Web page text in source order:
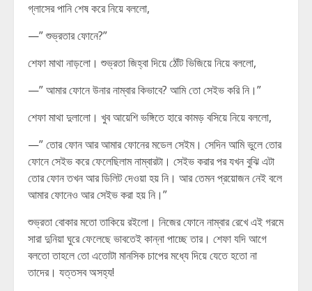
গ্লাসের পানি শেষ করে নিয়ে বললো,
—” শুভ্রতার ফোনে?”
শেফা মাথা নাড়লো। শুভ্রতা জিহ্বা দিয়ে ঠোঁট ভিজিয়ে নিয়ে বললো,
—” আমার ফোনে উনার নাম্বার কিভাবে? আমি তো সেইভ করি নি।”
শেফা মাথা দুলালো। খুব আয়েশি ভঙ্গিতে হারে কামড় বসিয়ে নিয়ে বললো,
—” তোর ফোন আর আমার ফোনের মডেল সেইম। সেদিন আমি ভুলে তোর
ফোনে সেইভ করে ফেলেছিলাম নাম্বারটা। সেইভ করার পর যখন বুঝি এটা
তোর ফোন তখন আর ডিলিট দেওয়া হয় নি। আর তেমন প্রয়োজন নেই বলে
আমার ফোনেও আর সেইভ করা হয় নি।”
শুভ্রতা বোকার মতো তাকিয়ে রইলো। নিজের ফোনে নাম্বার রেখে এই গরমে
সারা দুনিয়া ঘুরে ফেলেছে ভাবতেই কান্না পাচ্ছে তার। শেফা যদি আগে
বলতো তাহলে তো এতোটা মানসিক চাপের মধ্যে দিয়ে যেতে হতো না
তাদের। যত্তসব অসহ্য!